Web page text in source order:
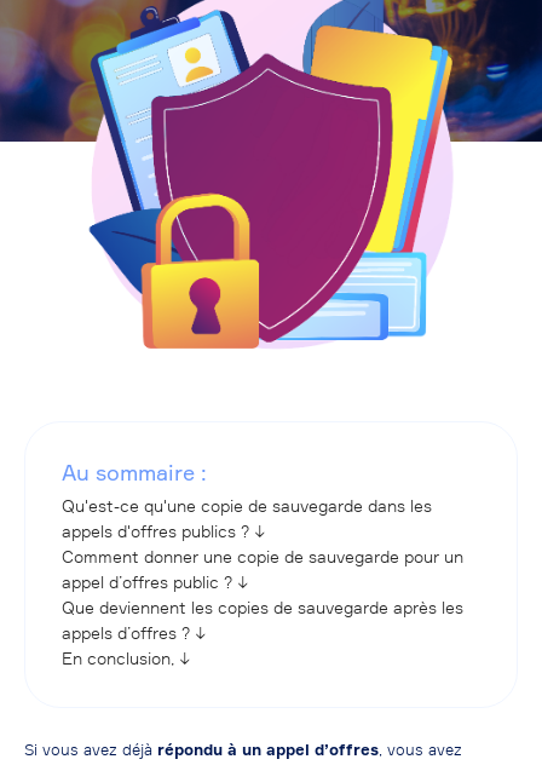
Au sommaire :
Qu'est-ce qu'une copie de sauvegarde dans les
appels d'offres publics ? ↓
Comment donner une copie de sauvegarde pour un
appel d’offres public ? ↓
Que deviennent les copies de sauvegarde après les
appels d’offres ? ↓
En conclusion, ↓
Si vous avez déjà répondu à un appel d’offres, vous avez